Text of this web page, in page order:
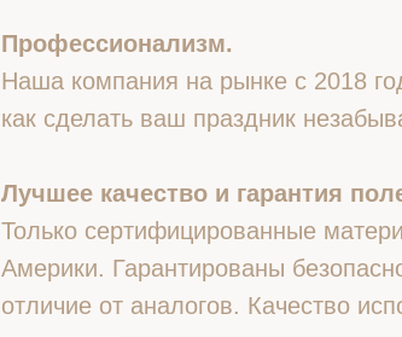
Профессионализм.
Наша компания на рынке с 2018
как сделать ваш праздник
Лучшее качество и гарантия
Только сертифицированные
Америки. Гарантированы
отличие от аналогов. Качество